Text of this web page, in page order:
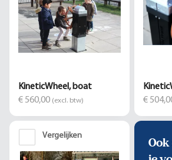
KineticWheel, boat
€ 560,00 (excl. btw)
€
Vergelijken